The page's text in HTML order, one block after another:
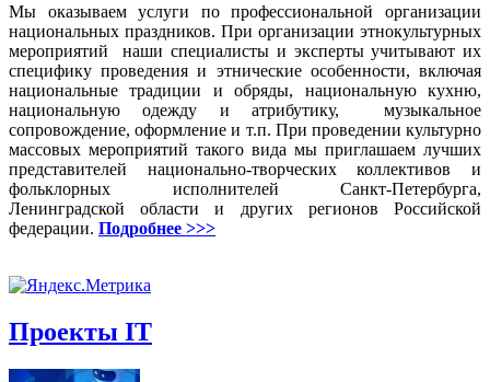
Мы оказываем услуги по профессиональной организации
национальных праздников. При организации этнокультурных
мероприятий наши специалисты и эксперты учитывают их
специфику проведения и этнические особенности, включая
национальные традиции и обряды, национальную кухню,
национальную одежду и атрибутику, музыкальное
сопровождение, оформление и т.п. При проведении культурно
массовых мероприятий такого вида мы приглашаем лучших
представителей национально-творческих коллективов и
фольклорных исполнителей Санкт-Петербурга,
Ленинградской области и других регионов Российской
федерации. Подробнее >>>
Проекты IT